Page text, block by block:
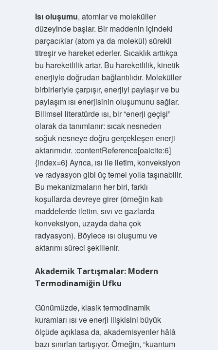
Isı oluşumu, atomlar ve moleküller
düzeyinde başlar. Bir maddenin içindeki
parçacıklar (atom ya da molekül) sürekli
titreşir ve hareket ederler. Sıcaklık arttıkça
bu hareketlilik artar. Bu hareketlilik, kinetik
enerjiyle doğrudan bağlantılıdır. Moleküller
birbirleriyle çarpışır, enerjiyi paylaşır ve bu
paylaşım ısı enerjisinin oluşumunu sağlar.
Bilimsel literatürde ısı, bir “enerji geçişi”
olarak da tanımlanır: sıcak nesneden
soğuk nesneye doğru gerçekleşen enerji
aktarımıdır. :contentReference[oaicite:6]
{index=6} Ayrıca, ısı ile iletim, konveksiyon
ve radyasyon gibi üç temel yolla taşınabilir.
Bu mekanizmaların her biri, farklı
koşullarda devreye girer (örneğin katı
maddelerde iletim, sıvı ve gazlarda
konveksiyon, uzayda daha çok
radyasyon). Böylece ısı oluşumu ve
aktarımı süreci şekillenir.
Akademik Tartışmalar: Modern
Termodinamiğin Ufku
Günümüzde, klasik termodinamik
kuramları ısı ve enerji ilişkisini büyük
ölçüde açıklasa da, akademisyenler hâlâ
bazı sınırları tartışıyor. Örneğin, “kuantum